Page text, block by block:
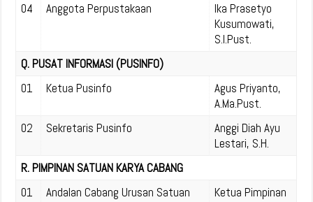
04
Anggota Perpustakaan
Ika Prasetyo
Kusumowati,
S.I.Pust.
Q. PUSAT INFORMASI (PUSINFO)
01
Ketua Pusinfo
Agus Priyanto,
A.Ma.Pust.
02
Sekretaris Pusinfo
Anggi Diah Ayu
Lestari, S.H.
R. PIMPINAN SATUAN KARYA CABANG
01
Andalan Cabang Urusan Satuan
Ketua Pimpinan